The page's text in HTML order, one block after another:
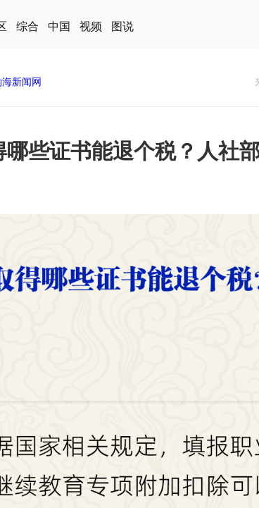
综合 中国 视频 图说
新闻网
哪些证书能退个税？人社